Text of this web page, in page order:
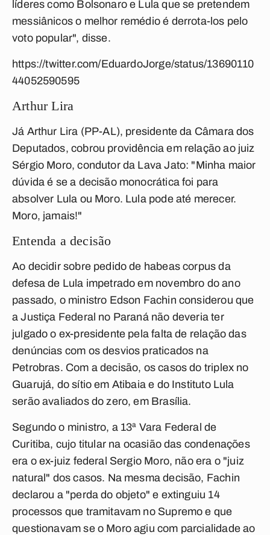
líderes como Bolsonaro e Lula que se pretendem
messiânicos o melhor remédio é derrota-los pelo
voto popular", disse.
https://twitter.com/EduardoJorge/status/13690110
44052590595
Arthur Lira
Já Arthur Lira (PP-AL), presidente da Câmara dos
Deputados, cobrou providência em relação ao juiz
Sérgio Moro, condutor da Lava Jato: "Minha maior
dúvida é se a decisão monocrática foi para
absolver Lula ou Moro. Lula pode até merecer.
Moro, jamais!"
Entenda a decisão
Ao decidir sobre pedido de habeas corpus da
defesa de Lula impetrado em novembro do ano
passado, o ministro Edson Fachin considerou que
a Justiça Federal no Paraná não deveria ter
julgado o ex-presidente pela falta de relação das
denúncias com os desvios praticados na
Petrobras. Com a decisão, os casos do triplex no
Guarujá, do sítio em Atibaia e do Instituto Lula
serão avaliados do zero, em Brasília.
Segundo o ministro, a 13ª Vara Federal de
Curitiba, cujo titular na ocasião das condenações
era o ex-juiz federal Sergio Moro, não era o "juiz
natural" dos casos. Na mesma decisão, Fachin
declarou a "perda do objeto" e extinguiu 14
processos que tramitavam no Supremo e que
questionavam se o Moro agiu com parcialidade ao